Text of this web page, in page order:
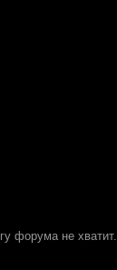
форума не хватит.